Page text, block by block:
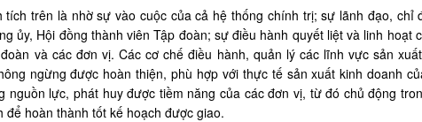
trên là nhờ sự vào cuộc của cả hệ thống chính trị; sự lãnh đạo, chỉ
ủy, Hội đồng thành viên Tập đoàn; sự điều hành quyết liệt và linh hoạt
và các đơn vị. Các cơ chế điều hành, quản lý các lĩnh vực sản
ngừng được hoàn thiện, phù hợp với thực tế sản xuất kinh doanh
nguồn lực, phát huy được tiềm năng của các đơn vị, từ đó chủ động
để hoàn thành tốt kế hoạch được giao.